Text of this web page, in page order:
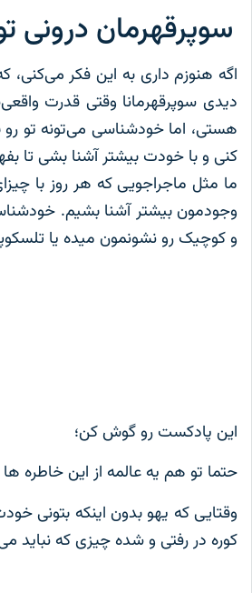
سوپرقهرمان درونی
اگه هنوزم داری به این فکر
دیدی سوپرقهرمانا وقتی قدرت
هستی، اما خودشناسی می‌تونه تو رو
کنی و با خودت بیشتر آشنا بشی تا
ما مثل ماجراجویی که هر روز با
وجودمون بیشتر آشنا بشیم.
و کوچیک رو نشونمون میده یا
این پادکست رو گوش کن؛
حتما تو هم یه عالمه از این خاطره
وقتایی که یهو بدون اینکه بتونی
کوره در رفتی و شده چیزی که نباید